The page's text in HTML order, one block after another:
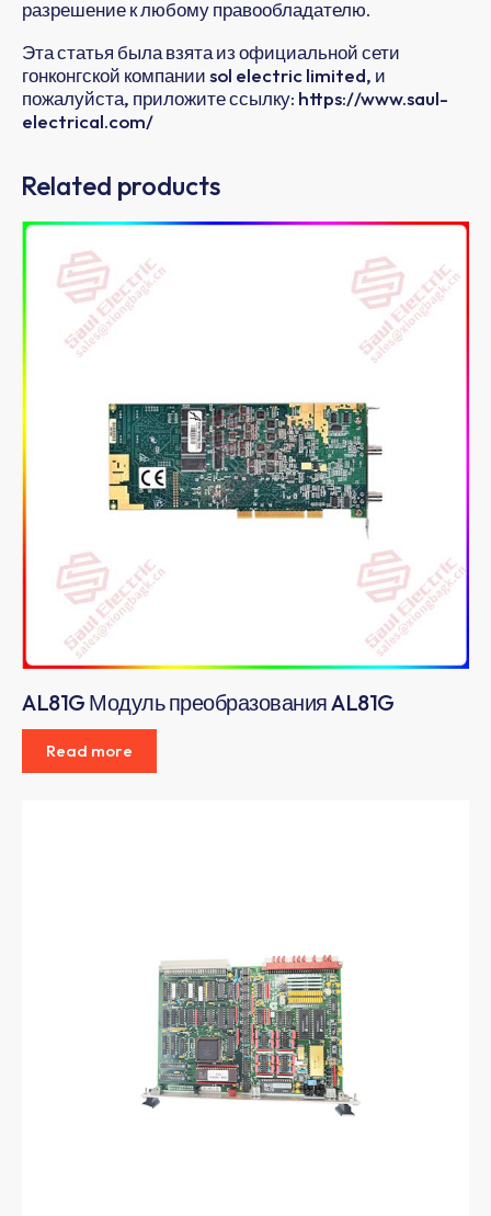
разрешение к любому правообладателю.
Эта статья была взята из официальной сети
гонконгской компании sol electric limited, и
пожалуйста, приложите ссылку: https://www.saul-
electrical.com/
Related products
AL81G Модуль преобразования AL81G
Read more